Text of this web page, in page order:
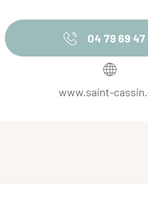
Ouverture et
04 79 69 47
www.saint-